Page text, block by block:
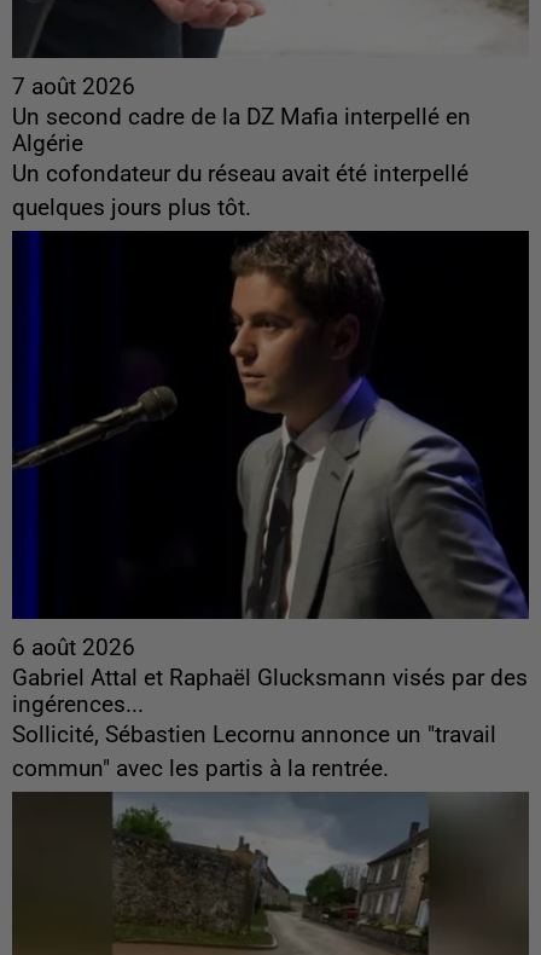
7 août 2026
Un second cadre de la DZ Mafia interpellé en
Algérie
Un cofondateur du réseau avait été interpellé
quelques jours plus tôt.
6 août 2026
Gabriel Attal et Raphaël Glucksmann visés par des
ingérences...
Sollicité, Sébastien Lecornu annonce un "travail
commun" avec les partis à la rentrée.